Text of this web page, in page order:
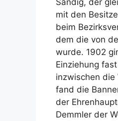
mit den
beim
dem die von
wurde. 1902
Einziehung
inzwischen die
fand die
der
Demmler der